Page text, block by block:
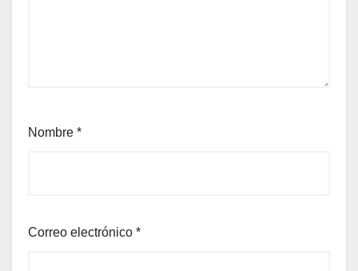
Nombre *
Correo electrónico *